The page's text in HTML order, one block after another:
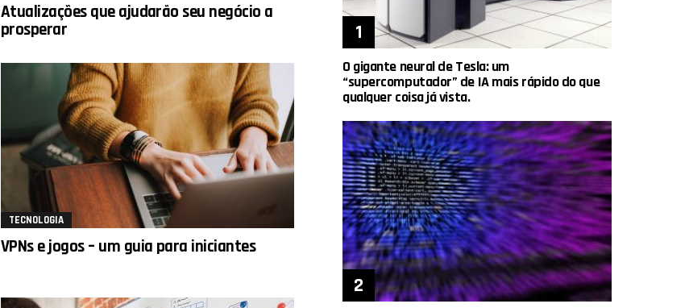
Atualizações que ajudarão seu negócio a
prosperar
TECNOLOGIA
VPNs e jogos – um guia para iniciantes
O gigante neural de Tesla: um
“supercomputador” de IA mais rápido do que
qualquer coisa já vista.